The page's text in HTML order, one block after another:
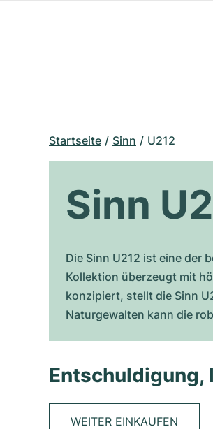
Startseite Sinn U212
Sinn
Die Sinn U212 ist eine der
Kollektion überzeugt mit
konzipiert, stellt die Sinn
Naturgewalten kann die
Entschuldigung,
WEITER EINKAUFEN